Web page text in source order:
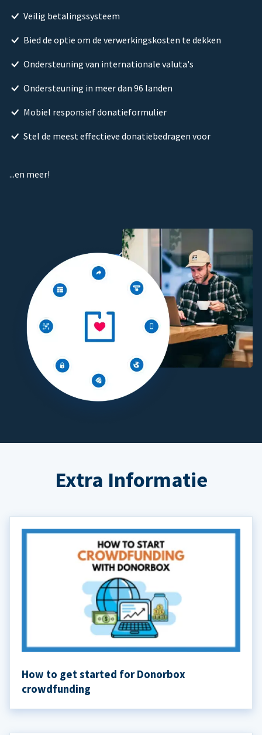
Veilig betalingssysteem
Bied de optie om de verwerkingskosten te dekken
Ondersteuning van internationale valuta's
Ondersteuning in meer dan 96 landen
Mobiel responsief donatieformulier
Stel de meest effectieve donatiebedragen voor
...en meer!
Extra Informatie
How to get started for Donorbox
crowdfunding